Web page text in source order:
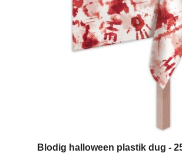
Blodig halloween plastik dug -